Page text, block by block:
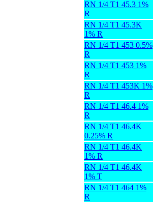
RN 1/4 T1 45.3 1%
R
RN 1/4 T1 45.3K
1% R
RN 1/4 T1 453 0.5%
R
RN 1/4 T1 453 1%
R
RN 1/4 T1 453K 1%
R
RN 1/4 T1 46.4 1%
R
RN 1/4 T1 46.4K
0.25% R
RN 1/4 T1 46.4K
1% R
RN 1/4 T1 46.4K
1% T
RN 1/4 T1 464 1%
R